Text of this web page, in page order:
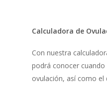
Calculadora de
Con nuestra
podrá conocer
ovulación, así como el